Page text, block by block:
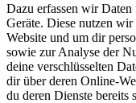
Dazu erfassen wir Daten
Geräte. Diese nutzen
Website und um dir
sowie zur Analyse der
deine verschlüsselten
dir über deren Online-
du deren Dienste bereits